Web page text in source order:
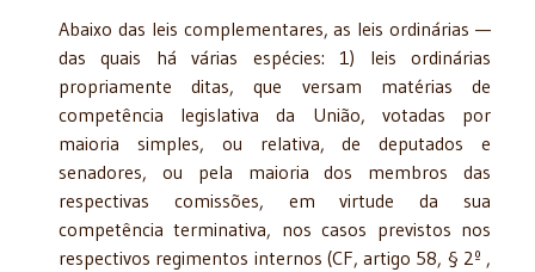
Abaixo das leis complementares, as leis ordinárias —
das quais há várias espécies: 1) leis ordinárias
propriamente ditas, que versam matérias de
competência legislativa da União, votadas por
maioria simples, ou relativa, de deputados e
senadores, ou pela maioria dos membros das
respectivas comissões, em virtude da sua
competência terminativa, nos casos previstos nos
respectivos regimentos internos (CF, artigo 58, § 2º ,